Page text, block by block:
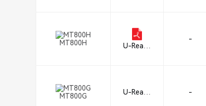
MT800H
U-Reach
-
MT800G
U-Reach
-